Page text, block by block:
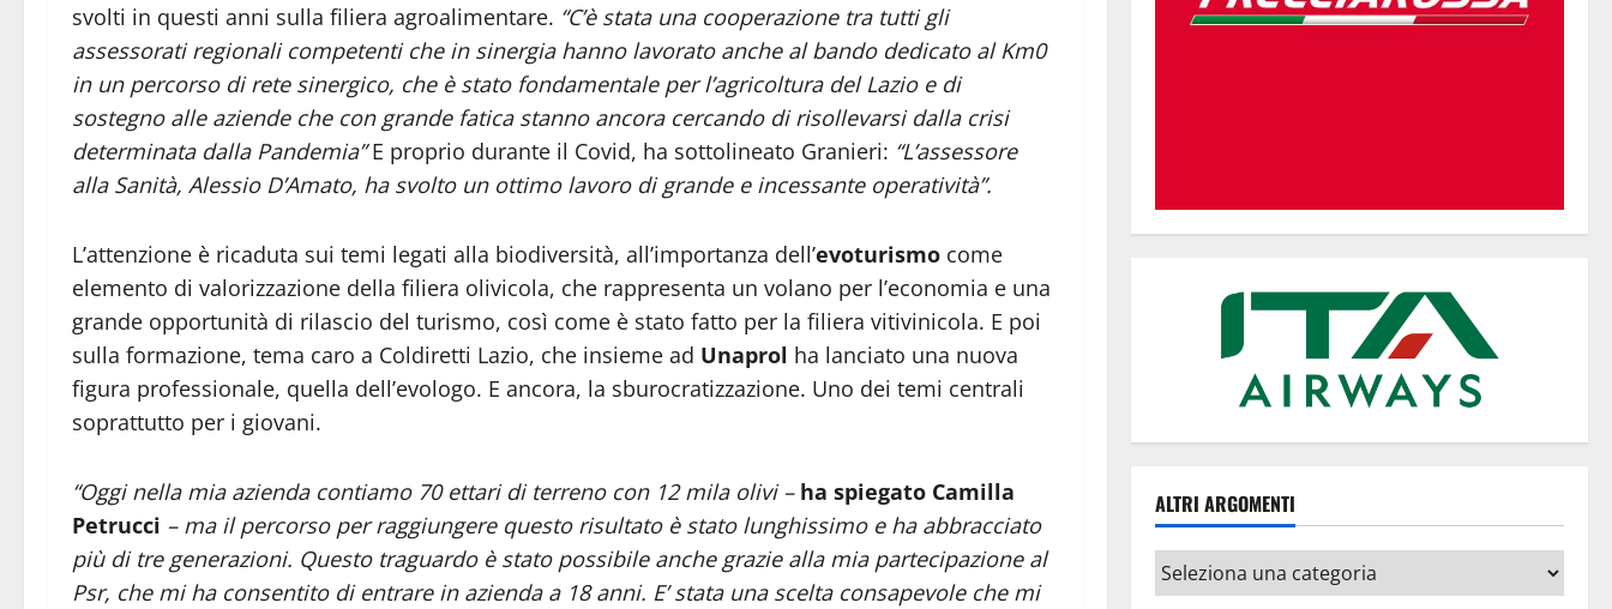
svolti in questi anni sulla filiera agroalimentare. “C’è stata una cooperazione tra tutti gli
assessorati regionali competenti che in sinergia hanno lavorato anche al bando dedicato al Km0
in un percorso di rete sinergico, che è stato fondamentale per l’agricoltura del Lazio e di
sostegno alle aziende che con grande fatica stanno ancora cercando di risollevarsi dalla crisi
determinata dalla Pandemia”E proprio durante il Covid, ha sottolineato Granieri: “L’assessore
alla Sanità, Alessio D’Amato, ha svolto un ottimo lavoro di grande e incessante operatività”.
L’attenzione è ricaduta sui temi legati alla biodiversità, all’importanza dell’evoturismo come
elemento di valorizzazione della filiera olivicola, che rappresenta un volano per l’economia e una
grande opportunità di rilascio del turismo, così come è stato fatto per la filiera vitivinicola. E poi
sulla formazione, tema caro a Coldiretti Lazio, che insieme ad Unaprol ha lanciato una nuova
figura professionale, quella dell’evologo. E ancora, la sburocratizzazione. Uno dei temi centrali
soprattutto per i giovani.
“Oggi nella mia azienda contiamo 70 ettari di terreno con 12 mila olivi – ha spiegato Camilla
Petrucci – ma il percorso per raggiungere questo risultato è stato lunghissimo e ha abbracciato
più di tre generazioni. Questo traguardo è stato possibile anche grazie alla mia partecipazione al
Psr, che mi ha consentito di entrare in azienda a 18 anni. E’ stata una scelta consapevole che mi
ALTRI ARGOMENTI
Altri
argomenti